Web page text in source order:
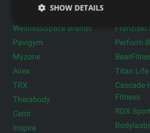
Centr x Hyrox
WellnessSpace Brands
Pavigym
Myzone
Airex
TRX
Therabody
Centr
Inspire
Franziski
Perform
Titan Life
Cascade
Fitness
RDX
SHOW DETAILS